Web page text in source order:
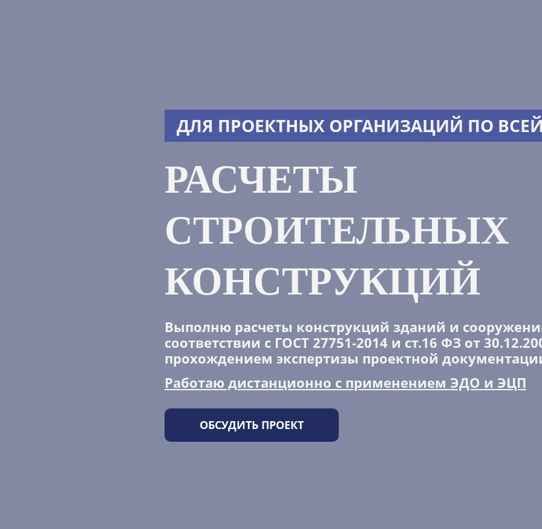
ДЛЯ ПРОЕКТНЫХ ОРГАНИЗАЦИЙ ПО
РАСЧЕТЫ
СТРОИТЕЛЬНЫХ
КОНСТРУКЦИЙ
Выполню расчеты конструкций зданий и
соответствии с ГОСТ 27751-2014 и ст.16 ФЗ от
прохождением экспертизы проектной
Работаю дистанционно с применением ЭДО и ЭЦП
ОБСУДИТЬ ПРОЕКТ